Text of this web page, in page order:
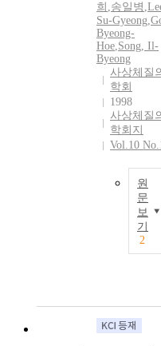
희 ,송일병 ,
Su-Gyeong,
Byeong-
Hoe,Song, Il-
Byeong
사상체질
학회
1998
사상체질
학회지
Vol.10
원
문
보
기
2